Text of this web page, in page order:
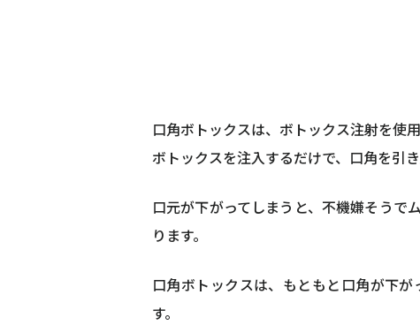
口角ボトックスは、ボトックス注射を使
ボトックスを注入するだけで、口角を引
口元が下がってしまうと、不機嫌そうで
ります。
口角ボトックスは、もともと口角が下
す。